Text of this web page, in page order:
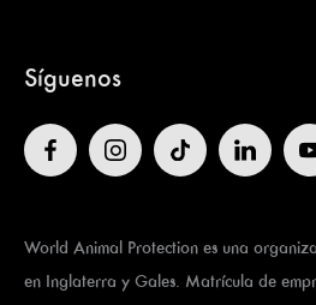
Síguenos
World Animal Protection es una
en Inglaterra y Gales. Matrícula de